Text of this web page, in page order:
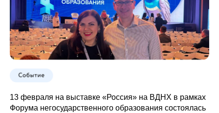
13 февраля на выставке «Россия» на ВДНХ в рамках
Форума негосударственного образования состоялась